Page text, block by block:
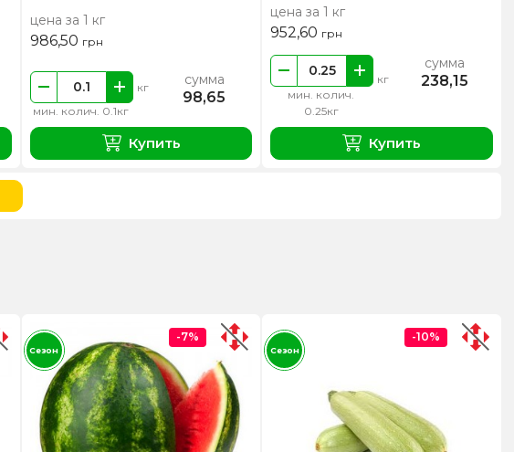
цена за 1 кг
986,50 грн
мин. колич. 0.1кг
кг сумма
98,65
Купить
цена за 1 кг
952,60 грн
мин. колич.
0.25кг
кг
сумма
238,15
Купить
-7%
Сезон
-10%
Сезон